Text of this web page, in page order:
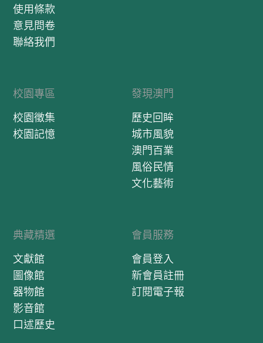
使用條款
意見問卷
聯絡我們
校園專區
校園徵集
校園記憶
發現澳門
歷史回眸
城市風貌
澳門百業
風俗民情
文化藝術
典藏精選
文獻館
圖像館
器物館
影音館
口述歷史
會員服務
會員登入
新會員註冊
訂閱電子報